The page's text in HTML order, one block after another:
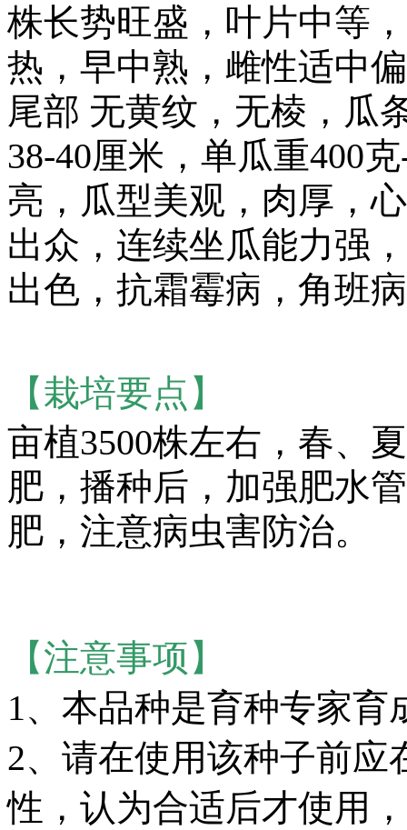
株长势旺盛，叶片中等
热，早中熟，雌性适中
尾部 无黄纹，无棱，瓜
38-40厘米，单瓜重400
亮，瓜型美观，肉厚，
出众，连续坐瓜能力强
出色，抗霜霉病，角班
【栽培要点】
亩植3500株左右，春、
肥，播种后，加强肥水
肥，注意病虫害防治。
【注意事项】
1、本品种是育种专家
2、请在使用该种子前
性，认为合适后才使用